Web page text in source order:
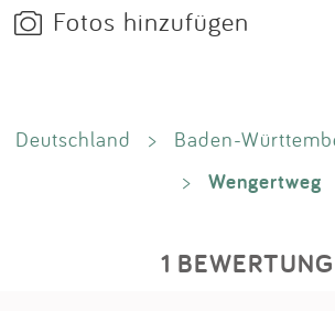
Fotos hinzufügen
Deutschland > Baden-
>
Wengertweg
1 BEWERTUNG